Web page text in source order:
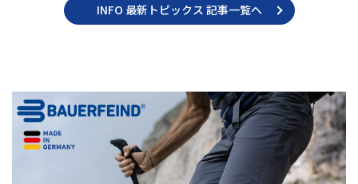
INFO 最新トピックス 記事一覧へ